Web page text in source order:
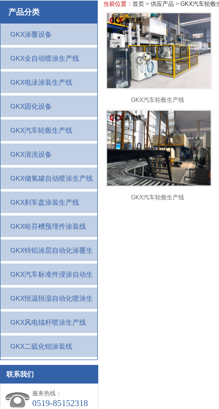
产品分类
GKX涂覆设备
GKX全自动喷涂生产线
GKX电泳涂装生产线
GKX固化设备
GKX汽车轮毂生产线
GKX清洗设备
GKX储氢罐自动喷涂生产线
GKX刹车盘涂装生产线
GKX哈芬槽预埋件涂装线
GKX锌铝涂层自动化涂覆生
产线
GKX汽车标准件浸涂自动生
产线
GKX恒温恒湿自动化喷涂生
产线
GKX风电锚杆喷涂生产线
GKX二硫化钼涂装线
联系我们
服务热线：
0519-85152318
当前位置： 首页 > 供应产品 > GKX汽车轮毂
GKX汽车轮毂生产线
GKX汽车轮毂生产线